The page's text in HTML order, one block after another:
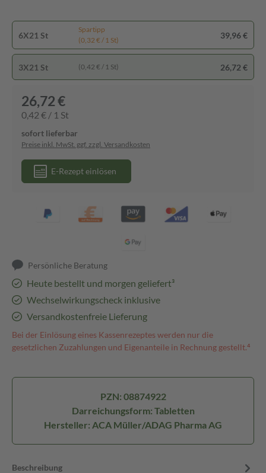
6X21 St
Spartipp
(0,32 € / 1 St)
39,96 €
3X21 St (0,42 € / 1 St) 26,72 €
26,72 €
0,42 € / 1 St
sofort lieferbar
Preise inkl. MwSt. ggf. zzgl. Versandkosten
E-Rezept einlösen
Persönliche Beratung
Heute bestellt und morgen geliefert³
Wechselwirkungscheck inklusive
Versandkostenfreie Lieferung
Bei der Einlösung eines Kassenrezeptes werden nur die
gesetzlichen Zuzahlungen und Eigenanteile in Rechnung gestellt.⁴
PZN: 08874922
Darreichungsform: Tabletten
Hersteller: ACA Müller/ADAG Pharma AG
Beschreibung